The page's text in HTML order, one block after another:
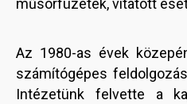
műsorfüzetek, vitatott
Az 1980-as évek
számítógépes
Intézetünk felvette a